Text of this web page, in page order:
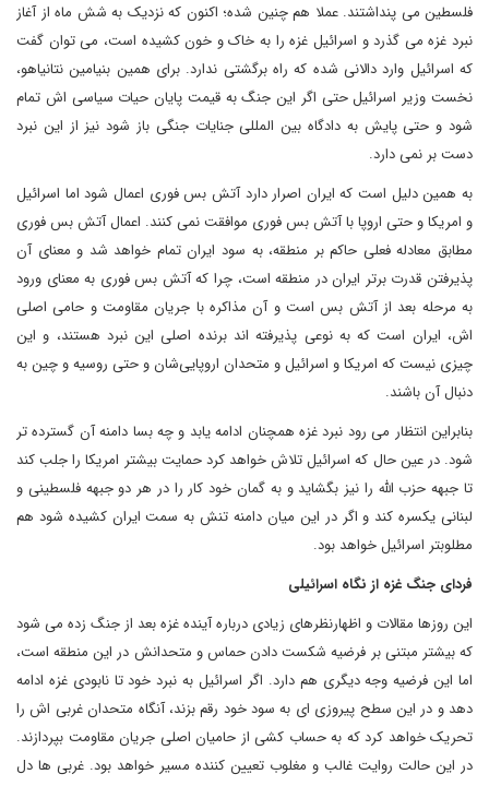
فلسطین می پنداشتند. عملا هم چنین شده؛ اکنون که نزدیک به شش ماه از آغاز
نبرد غزه می گذرد و اسرائیل غزه را به خاک و خون کشیده است، می توان گفت
که اسرائیل وارد دالانی شده که راه برگشتی ندارد. برای همین بنیامین نتانیاهو،
نخست وزیر اسرائیل حتی اگر این جنگ به قیمت پایان حیات سیاسی اش تمام
شود و حتی پایش به دادگاه بین المللی جنایات جنگی باز شود نیز از این نبرد
دست بر نمی دارد.
به همین دلیل است که ایران اصرار دارد آتش بس فوری اعمال شود اما اسرائیل
و امریکا و حتی اروپا با آتش بس فوری موافقت نمی کنند. اعمال آتش بس فوری
مطابق معادله فعلی حاکم بر منطقه، به سود ایران تمام خواهد شد و معنای آن
پذیرفتن قدرت برتر ایران در منطقه است، چرا که آتش بس فوری به معنای ورود
به مرحله بعد از آتش بس است و آن مذاکره با جریان مقاومت و حامی اصلی
اش، ایران است که به نوعی پذیرفته اند برنده اصلی این نبرد هستند، و این
چیزی نیست که امریکا و اسرائیل و متحدان اروپایی‌شان و حتی روسیه و چین به
دنبال آن باشند.
بنابراین انتظار می رود نبرد غزه همچنان ادامه یابد و چه بسا دامنه آن گسترده تر
شود. در عین حال که اسرائیل تلاش خواهد کرد حمایت بیشتر امریکا را جلب کند
تا جبهه حزب الله را نیز بگشاید و به گمان خود کار را در هر دو جبهه فلسطینی و
لبنانی یکسره کند و اگر در این میان دامنه تنش به سمت ایران کشیده شود هم
مطلوبتر اسرائیل خواهد بود.
‌فردای جنگ غزه از نگاه اسرائیلی
این روزها مقالات و اظهارنظرهای زیادی درباره آینده غزه بعد از جنگ زده می شود
که بیشتر مبتنی بر فرضیه شکست دادن حماس و متحدانش در این منطقه است،
اما این فرضیه وجه دیگری هم دارد. اگر اسرائیل به نبرد خود تا نابودی غزه ادامه
دهد و در این سطح پیروزی ای به سود خود رقم بزند، آنگاه متحدان غربی اش را
تحریک خواهد کرد که به حساب کشی از حامیان اصلی جریان مقاومت بپردازند.
در این حالت روایت غالب و مغلوب تعیین کننده مسیر خواهد بود. غربی ها دل